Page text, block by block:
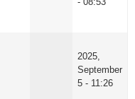
2025,
September
5 - 11:26